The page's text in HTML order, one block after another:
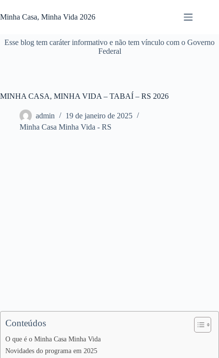
para
o
Minha Casa, Minha Vida 2026
Esse blog tem caráter informativo e não tem vínculo com o Governo
Federal
MINHA CASA, MINHA VIDA – TABAÍ – RS 2026
admin
19 de janeiro de 2025
Minha Casa Minha Vida - RS
Conteúdos
O que é o Minha Casa Minha Vida
Novidades do programa em 2025